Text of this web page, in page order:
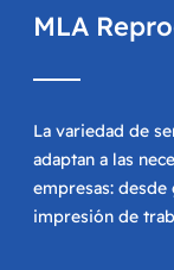
MLA
La variedad de
adaptan a las
empresas:
impresión de